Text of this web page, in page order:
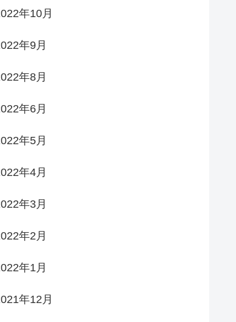
年10月
年9月
年8月
年6月
年5月
年4月
年3月
年2月
年1月
年12月